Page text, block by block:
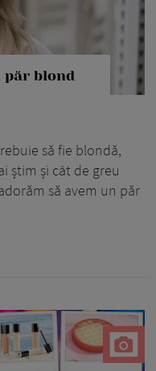
păr blond
să fie blondă,
știm și cât de greu
să avem un păr